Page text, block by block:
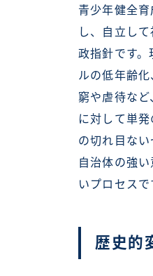
青少年健全
し、自立し
政指針です
ルの低年齢
窮や虐待な
に対して単
の切れ目な
自治体の強
いプロセスで
歴史的